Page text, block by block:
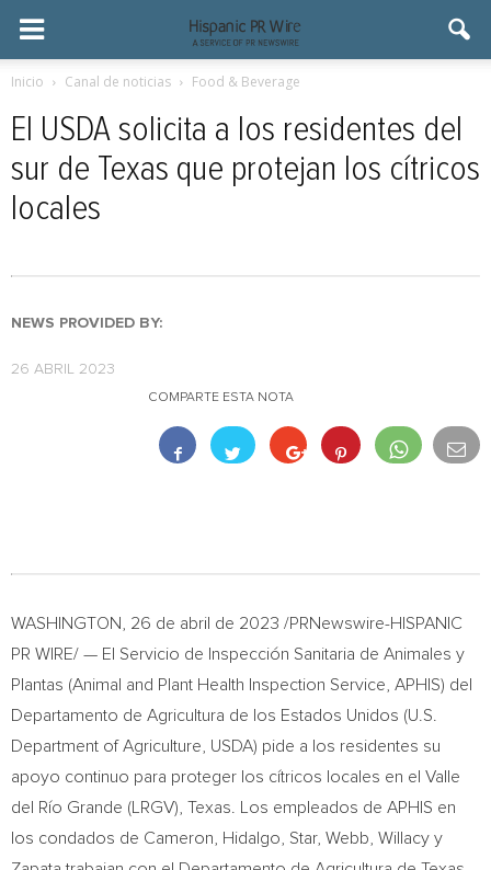
Inicio Canal de noticias Food & Beverage
El USDA solicita a los residentes del
sur de Texas que protejan los cítricos
locales
NEWS PROVIDED BY:
26 ABRIL 2023
COMPARTE ESTA NOTA
WASHINGTON 26 de abril de 2023 /PRNewswire-HISPANIC
PR WIRE/ — El Servicio de Inspección Sanitaria de Animales y
Plantas (Animal and Plant Health Inspection Service, APHIS) del
Departamento de Agricultura de los Estados Unidos (U.S.
Department of Agriculture, USDA) pide a los residentes su
apoyo continuo para proteger los cítricos locales en el Valle
del Río Grande (LRGV), Texas . Los empleados de APHIS en
los condados de Cameron Hidalgo Star, Webb Willacy y